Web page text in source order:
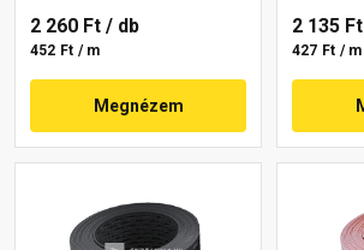
2 260 Ft / db
452 Ft / m
Megnézem
2 135 Ft
427 Ft / m